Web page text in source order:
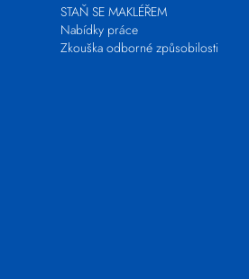
STAŇ SE MAKLÉŘEM
Nabídky práce
Zkouška odborné způsobilosti